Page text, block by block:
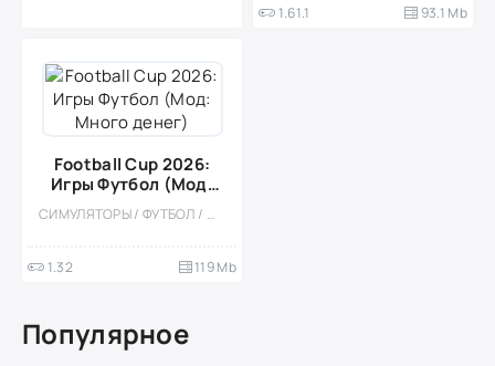
1.61.1 93.1 Mb
Football Cup 2026:
Игры Футбол (Мод:
Много денег)
СИМУЛЯТОРЫ / ФУТБОЛ / МОД / АРКАДЫ / СТИЛИЗАЦИЯ / СПОРТИВНЫЕ / КАЗУАЛЬНЫЕ / ОДНОПОЛЬЗОВАТЕЛЬСКИЕ / МАЛЕНЬКАЯ / ВСТРОЕННЫЙ КЕШ
1.32 119 Mb
Популярное